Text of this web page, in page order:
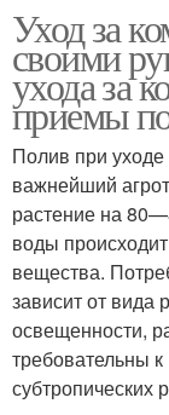
Уход за
своими
ухода за
приемы
Полив при
важнейший
растение на
воды
вещества.
зависит от вида
освещенности,
требовательны
субтропических